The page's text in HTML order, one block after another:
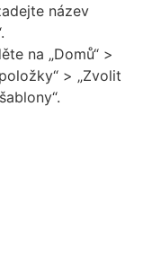
název
na „Domů“ >
> „Zvolit